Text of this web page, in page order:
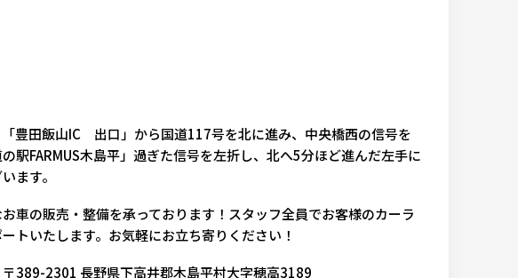
「豊田飯山IC 出口」から国道117号を北に進み、中央橋西の信号を
駅FARMUS木島平」過ぎた信号を左折し、北へ5分ほど進んだ左手に
ます。
車の販売・整備を承っております！スタッフ全員でお客様のカーラ
トいたします。お気軽にお立ち寄りください！
2301 長野県下高井郡木島平村大字穂高3189